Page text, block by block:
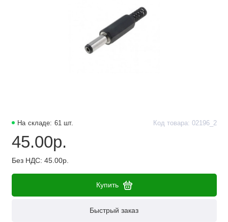
Разъёмы, штекеры и соединители
Резисторы
Реле
Стабилизаторы питания
На складе: 61 шт. Код товара: 02196_2
45.00р.
Без НДС: 45.00р.
Купить
Быстрый заказ